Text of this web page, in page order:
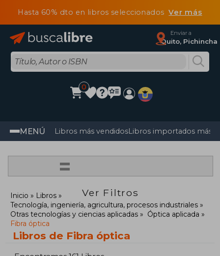
Hasta 60% dto en libros seleccionadosVer más
Enviar a
Quito, Pichincha
0
MENÚ Libros más vendidosLibros importados más
=
Ver Filtros
Inicio
Libros
Tecnología, ingeniería, agricultura, procesos industriales
Otras tecnologías y ciencias aplicadas
Óptica aplicada
Fibra óptica
Libros de Fibra óptica